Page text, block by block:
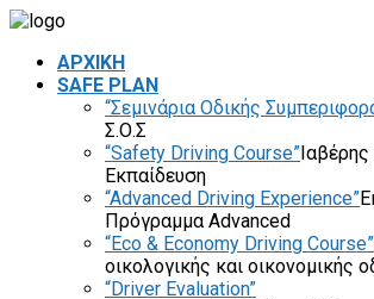
ΑΡΧΙΚΗ
SAFE PLAN
“Σεμινάρια Οδικής
Σ.Ο.Σ
“Safety Driving Course”
Εκπαίδευση
“Advanced Driving Experience”
Πρόγραμμα Advanced
“Eco & Economy Driving Course”
οικολογικής και οικονομικής
“Driver Evaluation”